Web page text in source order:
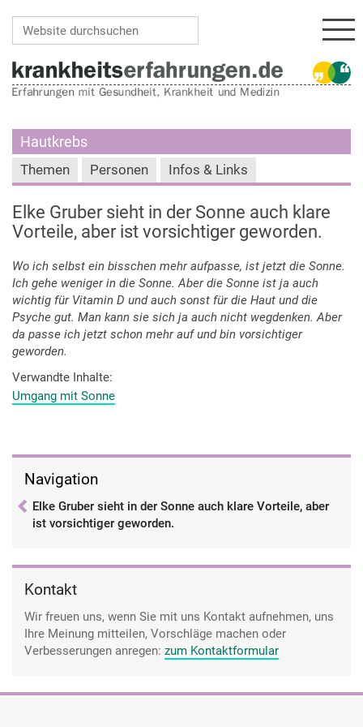
Hautkrebs
Themen Personen Infos & Links
Elke Gruber sieht in der Sonne auch klare
Vorteile, aber ist vorsichtiger geworden.
Wo ich selbst ein bisschen mehr aufpasse, ist jetzt die Sonne.
Ich gehe weniger in die Sonne. Aber die Sonne ist ja auch
wichtig für Vitamin D und auch sonst für die Haut und die
Psyche gut. Man kann sie sich ja auch nicht wegdenken. Aber
da passe ich jetzt schon mehr auf und bin vorsichtiger
geworden.
Verwandte Inhalte
Umgang mit Sonne
Navigation
Elke Gruber sieht in der Sonne auch klare Vorteile, aber
ist vorsichtiger geworden.
Kontakt
Wir freuen uns, wenn Sie mit uns Kontakt aufnehmen, uns
Ihre Meinung mitteilen, Vorschläge machen oder
Verbesserungen anregen: zum Kontaktformular